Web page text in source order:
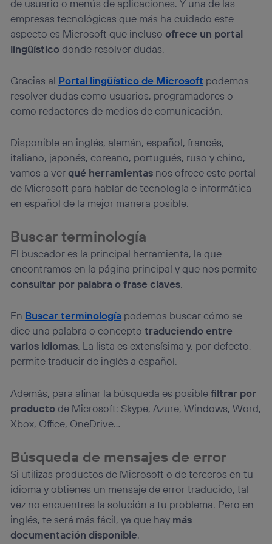
de usuario o menús de aplicaciones. Y una de las
empresas tecnológicas que más ha cuidado este
aspecto es Microsoft que inclusoofrece un portal
lingüísticodonde resolver dudas.
Gracias al Portal lingüístico de Microsoft podemos
resolver dudas como usuarios, programadores o
como redactores de medios de comunicación.
Disponible en inglés, alemán, español, francés,
italiano, japonés, coreano, portugués, ruso y chino,
vamos a verqué herramientas nos ofrece este portal
de Microsoft para hablar de tecnología e informática
en español de la mejor manera posible.
Buscar terminología
El buscador es la principal herramienta, la que
encontramos en la página principal y que nos permite
consultar por palabra o frase claves.
En Buscar terminología podemos buscar cómo se
dice una palabra o conceptotraduciendo entre
varios idiomas. La lista es extensísima y, por defecto,
permite traducir de inglés a español.
Además, para afinar la búsqueda es posiblefiltrar por
productode Microsoft: Skype, Azure, Windows, Word,
Xbox, Office, OneDrive…
Búsqueda de mensajes de error
Si utilizas productos de Microsoft o de terceros en tu
idioma y obtienes un mensaje de error traducido, tal
vez no encuentres la solución a tu problema. Pero en
inglés, te será más fácil, ya que hay más
documentación disponible.